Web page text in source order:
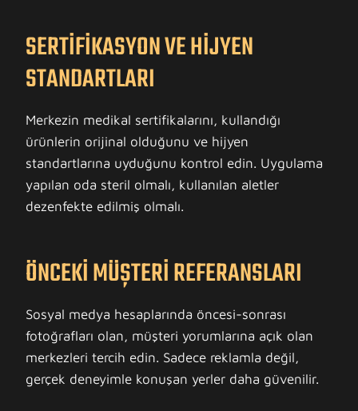
SERTIFIKASYON VE HIJYEN
STANDARTLARI
Merkezin medikal sertifikalarını, kullandığı
ürünlerin orijinal olduğunu ve hijyen
standartlarına uyduğunu kontrol edin. Uygulama
yapılan oda steril olmalı, kullanılan aletler
dezenfekte edilmiş olmalı.
ÖNCEKI MÜŞTERI REFERANSLARI
Sosyal medya hesaplarında öncesi-sonrası
fotoğrafları olan, müşteri yorumlarına açık olan
merkezleri tercih edin. Sadece reklamla değil,
gerçek deneyimle konuşan yerler daha güvenilir.